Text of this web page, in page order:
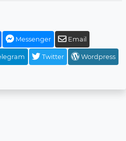
Messenger Email
Twitter Wordpress